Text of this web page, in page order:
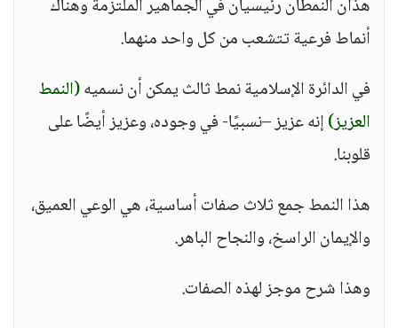
هذان النمطان رئيسيان في الجماهير الملتزمة وهناك
أنماط فرعية تتشعب من كل واحد منهما.
في الدائرة الإسلامية نمط ثالث يمكن أن نسميه(النمط
العزيز)إنه عزيز –نسبيًا- في وجوده، وعزيز أيضًا على
قلوبنا.
هذا النمط جمع ثلاث صفات أساسية، هي الوعي العميق،
والإيمان الراسخ، والنجاح الباهر.
وهذا شرح موجز لهذه الصفات.